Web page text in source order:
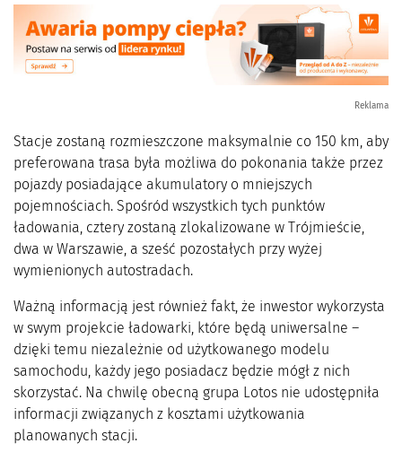
Reklama
Stacje zostaną rozmieszczone maksymalnie co 150 km, aby
preferowana trasa była możliwa do pokonania także przez
pojazdy posiadające akumulatory o mniejszych
pojemnościach. Spośród wszystkich tych punktów
ładowania, cztery zostaną zlokalizowane w Trójmieście,
dwa w Warszawie, a sześć pozostałych przy wyżej
wymienionych autostradach.
Ważną informacją jest również fakt, że inwestor wykorzysta
w swym projekcie ładowarki, które będą uniwersalne –
dzięki temu niezależnie od użytkowanego modelu
samochodu, każdy jego posiadacz będzie mógł z nich
skorzystać. Na chwilę obecną grupa Lotos nie udostępniła
informacji związanych z kosztami użytkowania
planowanych stacji.